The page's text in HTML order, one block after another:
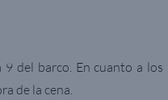
del barco. En cuanto a los
de la cena.